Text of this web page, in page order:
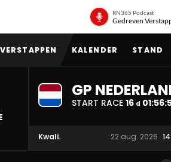
RN365 Podcast
Gedreven
KALENDER STAND
GP
START RACE 16 d 01:56:
Kwali. 22 aug. 2026